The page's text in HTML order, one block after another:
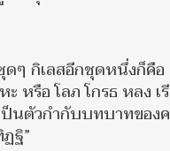
ดๆ กิเลสอีกชุดหนึ่งก็คือ
หรือ โลภ โกรธ หลง เ
ป็นตัวกำกับบทบาทของ
ฐิ”